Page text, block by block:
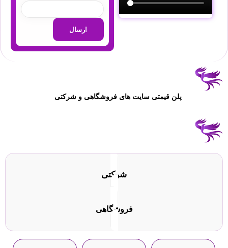
پلن قیمتی سایت های فروشگاهی و شرکتی
شرکتی
فروشگاهی